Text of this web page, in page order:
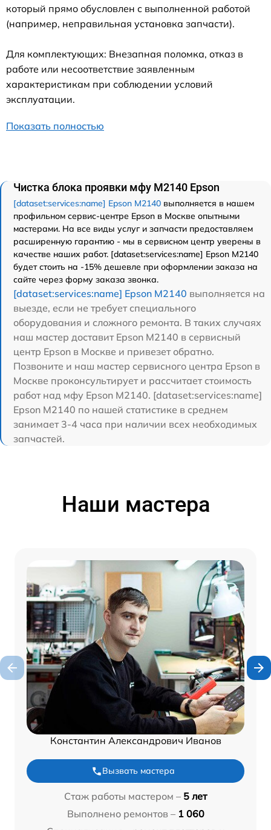
который прямо обусловлен с выполненной работой
(например, неправильная установка запчасти).
Для комплектующих: Внезапная поломка, отказ в
работе или несоответствие заявленным
характеристикам при соблюдении условий
эксплуатации.
Показать полностью
Чистка блока проявки мфу M2140 Epson
[dataset:services:name] Epson M2140 выполняется в нашем
профильном сервис-центре Epson в Москве опытными
мастерами. На все виды услуг и запчасти предоставляем
расширенную гарантию - мы в сервисном центр уверены в
качестве наших работ. [dataset:services:name] Epson M2140
будет стоить на -15% дешевле при оформлении заказа на
сайте через форму заказа звонка.
[dataset:services:name] Epson M2140 выполняется на
выезде, если не требует специального
оборудования и сложного ремонта. В таких случаях
наш мастер доставит Epson M2140 в сервисный
центр Epson в Москве и привезет обратно.
Позвоните и наш мастер сервисного центра Epson в
Москве проконсультирует и рассчитает стоимость
работ над мфу Epson M2140. [dataset:services:name]
Epson M2140 по нашей статистике в среднем
занимает 3-4 часа при наличии всех необходимых
запчастей.
Наши мастера
Константин Александрович Иванов
Вызвать мастера
Стаж работы мастером – 5 лет
Выполнено ремонтов – 1 060